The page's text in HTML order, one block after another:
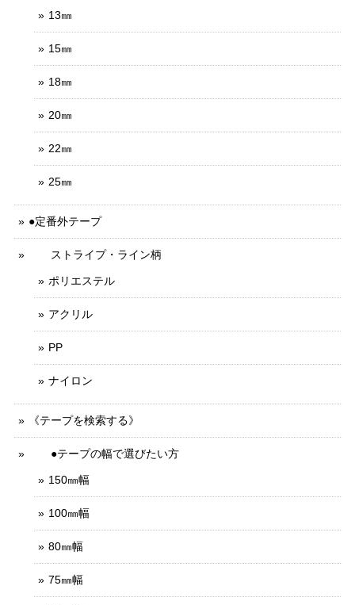
13㎜
15㎜
18㎜
20㎜
22㎜
25㎜
●定番外テープ
ストライプ・ライン柄
ポリエステル
アクリル
PP
ナイロン
《テープを検索する》
●テープの幅で選びたい方
150㎜幅
100㎜幅
80㎜幅
75㎜幅